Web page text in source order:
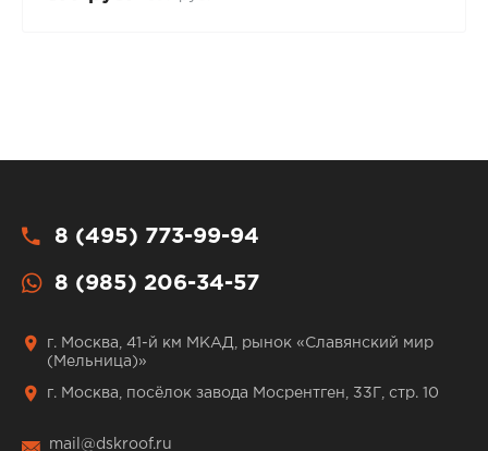
8 (495) 773-99-94
8 (985) 206-34-57
г. Москва, 41-й км МКАД, рынок «Славянский мир
(Мельница)»
г. Москва, посёлок завода Мосрентген, 33Г, стр. 10
mail@dskroof.ru